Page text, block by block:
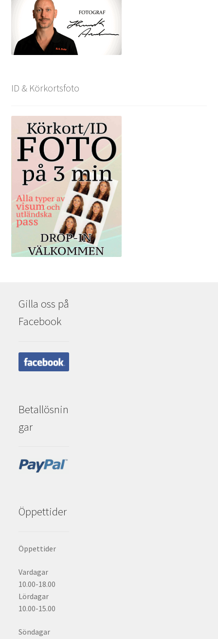
ID & Körkortsfoto
Gilla oss på
Facebook
Betallösnin
gar
Öppettider
Öppettider
Vardagar
10.00-18.00
Lördagar
10.00-15.00
Söndagar